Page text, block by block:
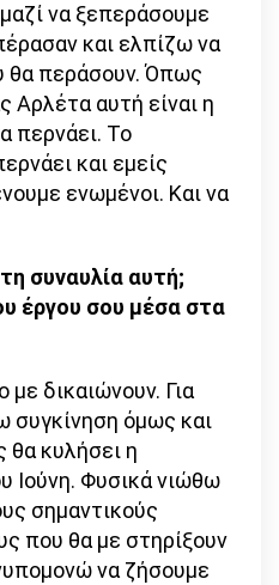
να ξεπεράσουμε
και ελπίζω να
θα περάσουν. Όπως
Αρλέτα αυτή είναι η
περνάει. Το
και εμείς
ενωμένοι. Και να
συναυλία αυτή;
έργου σου μέσα στα
με δικαιώνουν. Για
συγκίνηση όμως και
θα κυλήσει η
Ιούνη. Φυσικά νιώθω
σημαντικούς
που θα με στηρίξουν
να ζήσουμε